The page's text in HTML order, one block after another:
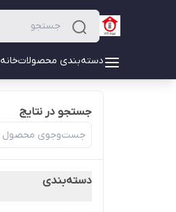
دسته‌بندی محصولاتخانه
جستجو در نتایج
دسته‌بندی